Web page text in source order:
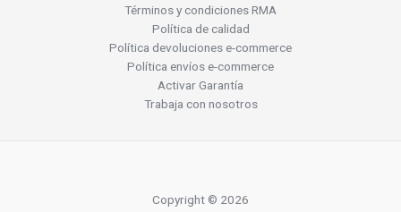
Términos y condiciones RMA
Política de calidad
Política devoluciones e-commerce
Política envíos e-commerce
Activar Garantía
Trabaja con nosotros
Copyright © 2026